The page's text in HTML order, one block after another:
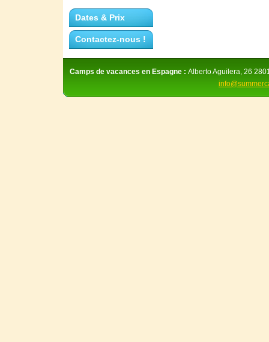
Dates & Prix
Contactez-nous !
Camps de vacances en Espagne : Alberto Aguilera, 26